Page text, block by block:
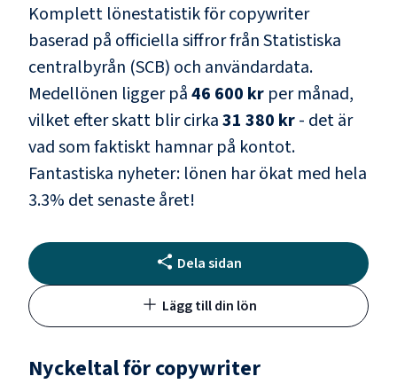
Komplett lönestatistik förcopywriter
baserad på officiella siffror från Statistiska
centralbyrån (SCB) och användardata.
Medellönen ligger på46 600 kr per månad,
vilket efter skatt blir cirka31 380 kr- det är
vad som faktiskt hamnar på kontot.
Fantastiska nyheter: lönen har ökat med hela
3.3% det senaste året!
Dela sidan
Lägg till din lön
Nyckeltal förcopywriter